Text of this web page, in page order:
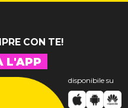
CON TE!
L'APP
disponibile su